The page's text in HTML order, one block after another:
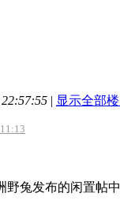
| 显示全部
野兔发布的闲置帖